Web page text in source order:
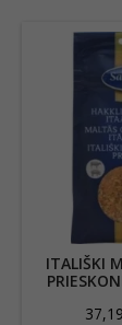
ITALIŠKI